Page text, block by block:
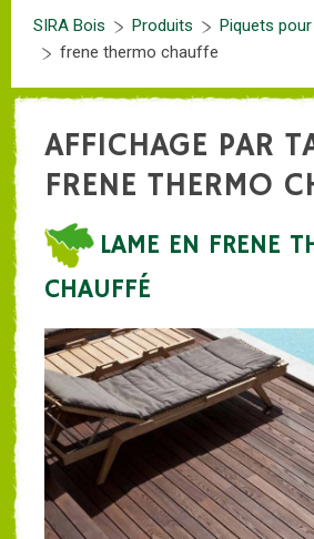
SIRA Bois Produits
Piquets
frene thermo chauffe
AFFICHAGE PAR
FRENE THERMO
LAME EN FRENE
CHAUFFÉ